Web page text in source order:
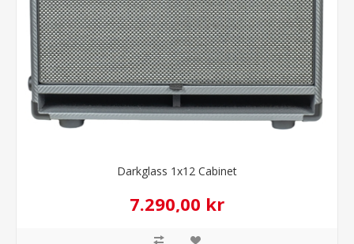
Darkglass 1x12 Cabinet
7.290,00 kr